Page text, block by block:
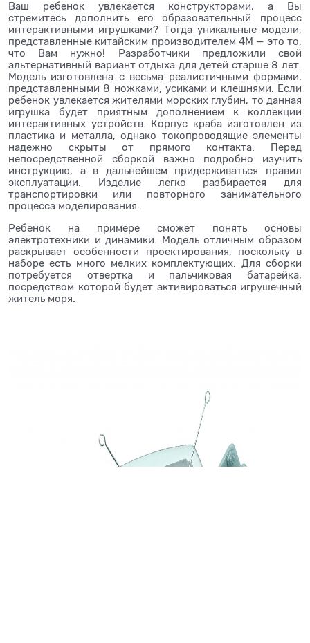
Ваш ребенок увлекается конструкторами, а Вы
стремитесь дополнить его образовательный процесс
интерактивными игрушками? Тогда уникальные модели,
представленные китайским производителем 4М — это то,
что Вам нужно! Разработчики предложили свой
альтернативный вариант отдыха для детей старше 8 лет.
Модель изготовлена с весьма реалистичными формами,
представленными 8 ножками, усиками и клешнями. Если
ребенок увлекается жителями морских глубин, то данная
игрушка будет приятным дополнением к коллекции
интерактивных устройств. Корпус краба изготовлен из
пластика и металла, однако токопроводящие элементы
надежно скрыты от прямого контакта. Перед
непосредственной сборкой важно подробно изучить
инструкцию, а в дальнейшем придерживаться правил
эксплуатации. Изделие легко разбирается для
транспортировки или повторного занимательного
процесса моделирования.
Ребенок на примере сможет понять основы
электротехники и динамики. Модель отличным образом
раскрывает особенности проектирования, поскольку в
наборе есть много мелких комплектующих. Для сборки
потребуется отвертка и пальчиковая батарейка,
посредством которой будет активироваться игрушечный
житель моря.